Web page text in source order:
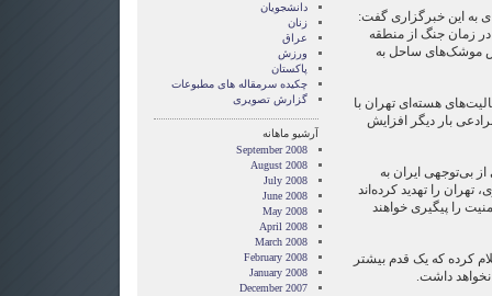
به این خبرگزاری گفت:
زمان جنگ از منطقه
موشک‌های ساحل به
هسته‌ای تهران با
بار دیگر افزایش
از بی‌توجهی ایران به
را تهدید کرده‌اند
را پیگیری خواهند
کرده که یک قدم بیشتر
داشت.
دانشجویان
زنان
عراق
ورزش
پاکستان
چکیده سرمقاله های مطبوعات
گزارش تصويری
آرشیو ماهانه
September 2008
August 2008
July 2008
June 2008
May 2008
April 2008
March 2008
February 2008
January 2008
December 2007